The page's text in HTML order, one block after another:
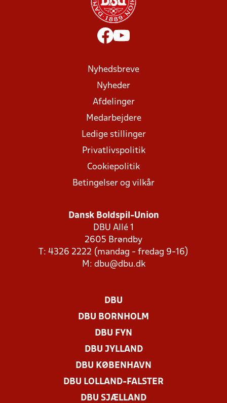
Nyhedsbreve
Nyheder
Afdelinger
Medarbejdere
Ledige stillinger
Privatlivspolitik
Cookiepolitik
Betingelser og vilkår
Dansk Boldspil-Union
DBU Allé 1
2605 Brøndby
T: 4326 2222 (mandag - fredag 9-16)
M: dbu@dbu.dk
DBU
DBU BORNHOLM
DBU FYN
DBU JYLLAND
DBU KØBENHAVN
DBU LOLLAND-FALSTER
DBU SJÆLLAND